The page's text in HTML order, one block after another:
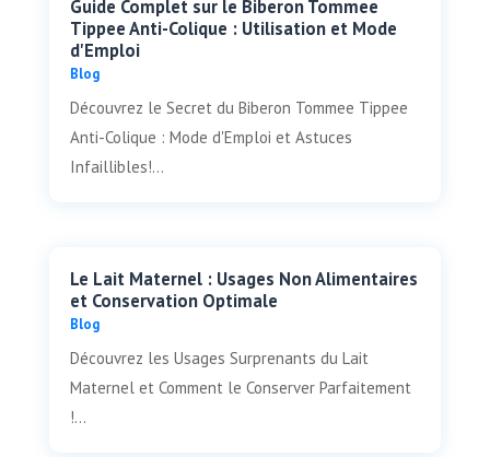
Guide Complet sur le Biberon Tommee
Tippee Anti-Colique : Utilisation et Mode
d'Emploi
Blog
Découvrez le Secret du Biberon Tommee Tippee
Anti-Colique : Mode d'Emploi et Astuces
Infaillibles!...
Le Lait Maternel : Usages Non Alimentaires
et Conservation Optimale
Blog
Découvrez les Usages Surprenants du Lait
Maternel et Comment le Conserver Parfaitement
!...